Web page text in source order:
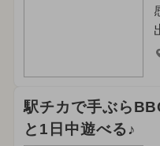
駅チカで手ぶら
と1日中遊べる♪